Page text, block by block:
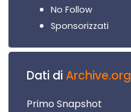
No Follow
Sponsorizzati
Dati diArchive.org
Primo Snapshot